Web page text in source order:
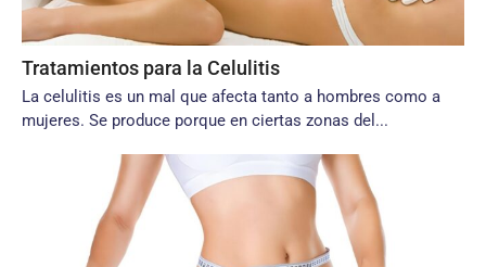
Tratamientos para la Celulitis
La celulitis es un mal que afecta tanto a hombres como a
mujeres. Se produce porque en ciertas zonas del...